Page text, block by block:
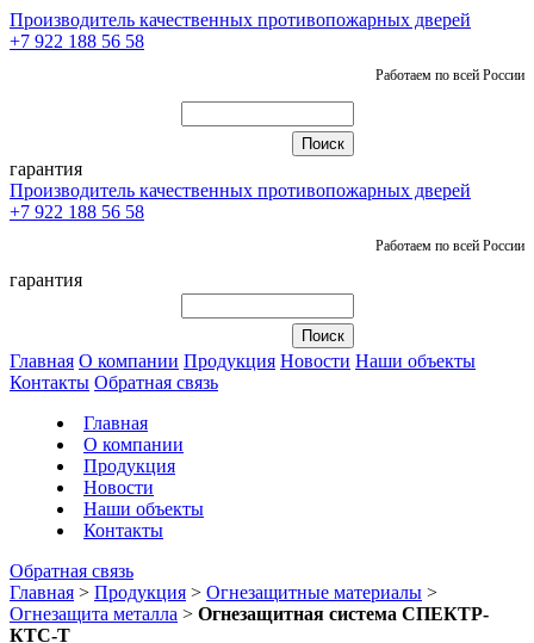
Производитель качественных противопожарных дверей
+7 922 188 56 58
Работаем по всей России
гарантия
Производитель качественных противопожарных дверей
+7 922 188 56 58
Работаем по всей России
гарантия
Главная О компании Продукция Новости Наши объекты
Контакты Обратная связь
Главная
О компании
Продукция
Новости
Наши объекты
Контакты
Обратная связь
Главная > Продукция > Огнезащитные материалы >
Огнезащита металла > Огнезащитная система СПЕКТР-
КТС-Т